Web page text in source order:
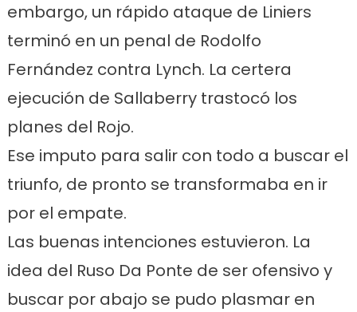
embargo, un rápido ataque de Liniers
terminó en un penal de Rodolfo
Fernández contra Lynch. La certera
ejecución de Sallaberry trastocó los
planes del Rojo.
Ese imputo para salir con todo a buscar el
triunfo, de pronto se transformaba en ir
por el empate.
Las buenas intenciones estuvieron. La
idea del Ruso Da Ponte de ser ofensivo y
buscar por abajo se pudo plasmar en